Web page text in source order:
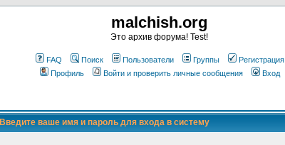
malchish.org
Это архив форума! Test!
FAQ Поиск Пользователи Группы
Регистрация
Профиль
Войти и проверить личные сообщения Вход
Введите ваше имя и пароль для входа в систему